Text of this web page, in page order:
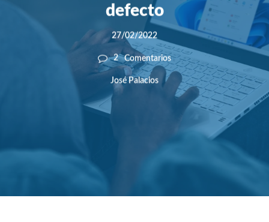
defecto
27/02/2022
2 Comentarios
José Palacios